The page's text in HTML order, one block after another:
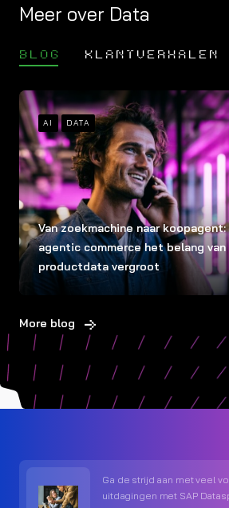
Meer over Data
BLOG KLANTVERHALEN
AI DATA
Van zoekmachine naar koopagent:
agentic commerce het belang van
productdata vergroot
More blog
Ga de strijd aan met veel
uitdagingen met SAP